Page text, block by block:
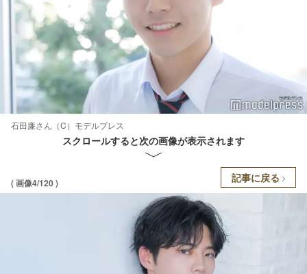
石田廉さん（C）モデルプレス
スクロールすると次の画像が表示されます
( 画像4/120 ) 記事に戻る